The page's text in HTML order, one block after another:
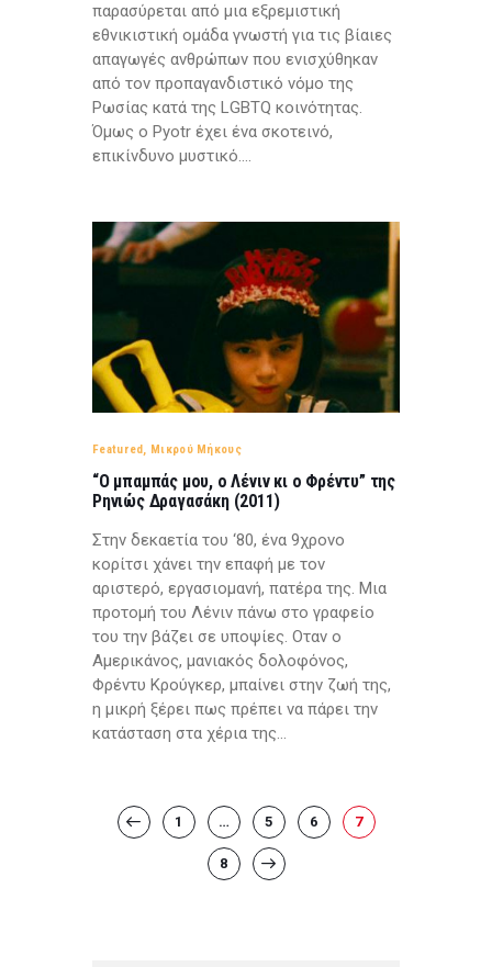
παρασύρεται από μια εξρεμιστική
εθνικιστική ομάδα γνωστή για τις βίαιες
απαγωγές ανθρώπων που ενισχύθηκαν
από τον προπαγανδιστικό νόμο της
Ρωσίας κατά της LGBTQ κοινότητας.
Όμως ο Pyotr έχει ένα σκοτεινό,
επικίνδυνο μυστικό….
Featured, Μικρού Μήκους
“Ο μπαμπάς μου, ο Λένιν κι ο Φρέντυ” της
Ρηνιώς Δραγασάκη (2011)
Στην δεκαετία του ‘80, ένα 9χρονο
κορίτσι χάνει την επαφή με τον
αριστερό, εργασιομανή, πατέρα της. Μια
προτομή του Λένιν πάνω στο γραφείο
του την βάζει σε υποψίες. Οταν ο
Αμερικάνος, μανιακός δολοφόνος,
Φρέντυ Κρούγκερ, μπαίνει στην ζωή της,
η μικρή ξέρει πως πρέπει να πάρει την
κατάσταση στα χέρια της…
Posts
pagination
<
PAGE
1 … PAGE
5 PAGE
6 PAGE
7
PAGE
8